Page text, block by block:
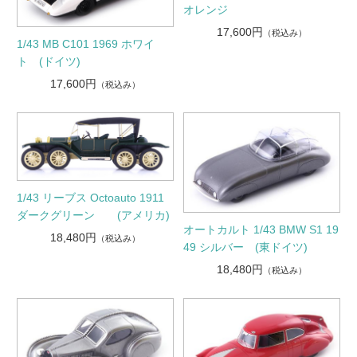
1/43 MB C101 1969 ホワイ
ト (ドイツ)
17,600円 （税込み）
オレンジ
17,600円
（税込み）
1/43 リーブス Octoauto 1911
ダークグリーン (アメリカ)
18,480円
（税込み）
オートカルト 1/43 BMW S1 19
49 シルバー (東ドイツ)
18,480円
（税込み）